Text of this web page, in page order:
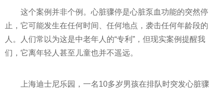
这个案例并非个例。心脏骤停是心脏泵血功能的突然停
止，它可能发生在任何时间、任何地点，袭击任何年龄段的
人。人们常以为这是中老年人的“专利”，但现实案例提醒我
们，它离年轻人甚至儿童也并不遥远。
上海迪士尼乐园，一名10多岁男孩在排队时突发心脏骤